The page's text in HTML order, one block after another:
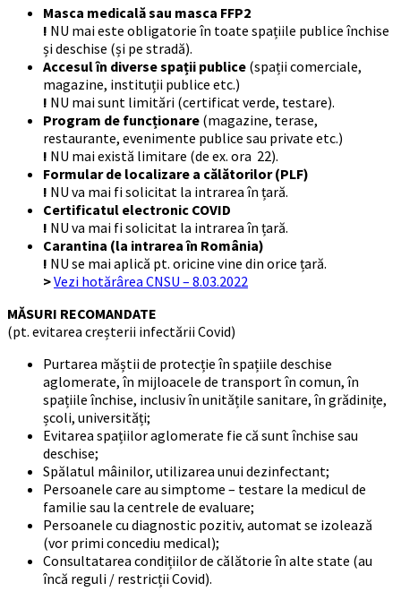
Masca medicală sau masca FFP2
! NU mai este obligatorie în toate spațiile publice închise
și deschise (și pe stradă).
Accesul în diverse spații publice (spații comerciale,
magazine, instituții publice etc.)
! NU mai sunt limitări (certificat verde, testare).
Program de funcționare (magazine, terase,
restaurante, evenimente publice sau private etc.)
! NU mai există limitare (de ex. ora 22).
Formular de localizare a călătorilor (PLF)
! NU va mai fi solicitat la intrarea în țară.
Certificatul electronic COVID
! NU va mai fi solicitat la intrarea în țară.
Carantina (la intrarea în România)
! NU se mai aplică pt. oricine vine din orice țară.
>Vezi hotărârea CNSU – 8.03.2022
MĂSURI RECOMANDATE
(pt. evitarea creșterii infectării Covid)
Purtarea măștii de protecție în spațiile deschise
aglomerate, în mijloacele de transport în comun, în
spațiile închise, inclusiv în unitățile sanitare, în grădinițe,
școli, universități;
Evitarea spațiilor aglomerate fie că sunt închise sau
deschise;
Spălatul mâinilor, utilizarea unui dezinfectant;
Persoanele care au simptome – testare la medicul de
familie sau la centrele de evaluare;
Persoanele cu diagnostic pozitiv, automat se izolează
(vor primi concediu medical);
Consultatarea condițiilor de călătorie în alte state (au
încă reguli / restricții Covid).